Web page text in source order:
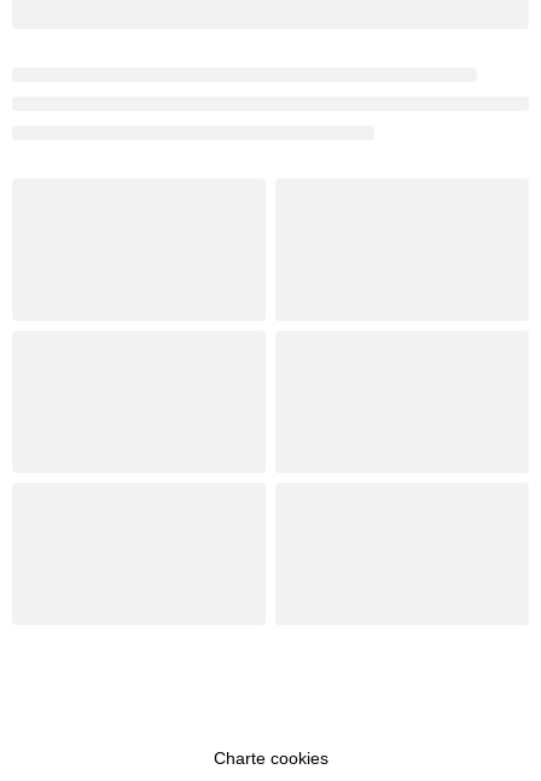
Charte cookies